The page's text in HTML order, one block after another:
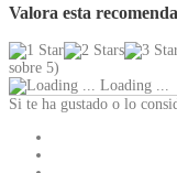
Valora esta
sobre 5)
Loading ...
Si te ha gustado o lo